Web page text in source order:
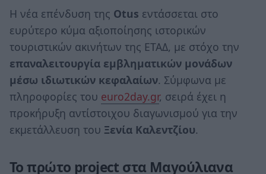
Η νέα επένδυση της Otus εντάσσεται στο
ευρύτερο κύμα αξιοποίησης ιστορικών
τουριστικών ακινήτων της ΕΤΑΔ, με στόχο την
επαναλειτουργία εμβληματικών μονάδων
μέσω ιδιωτικών κεφαλαίων. Σύμφωνα με
πληροφορίες του euro2day.gr, σειρά έχει η
προκήρυξη αντίστοιχου διαγωνισμού για την
εκμετάλλευση του Ξενία Καλεντζίου.
Το πρώτο project στα Μαγούλιανα